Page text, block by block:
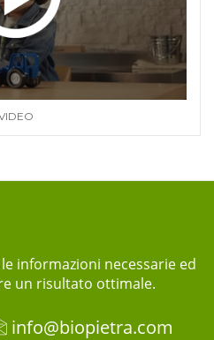
informazioni necessarie ed
un risultato ottimale.
info@biopietra.com